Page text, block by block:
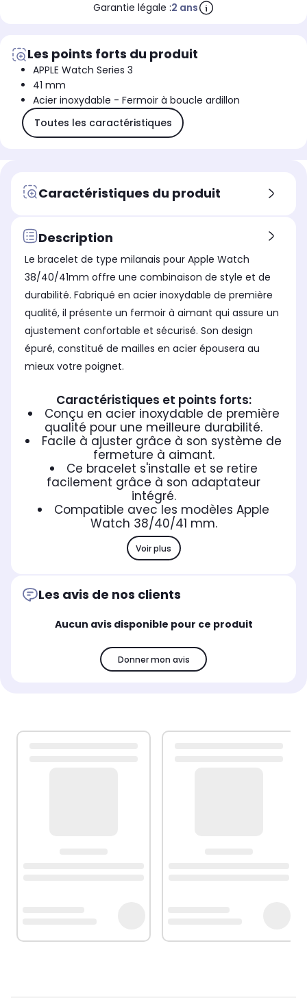
Garantie légale :2 ans
Les points forts du produit
APPLE Watch Series 3
41 mm
Acier inoxydable - Fermoir à boucle ardillon
Toutes les caractéristiques
Caractéristiques du produit
Description
Le bracelet de type milanais pour Apple Watch
38/40/41mm offre une combinaison de style et de
durabilité. Fabriqué en acier inoxydable de première
qualité, il présente un fermoir à aimant qui assure un
ajustement confortable et sécurisé. Son design
épuré, constitué de mailles en acier épousera au
mieux votre poignet.
Caractéristiques et points forts:
Conçu en acier inoxydable de première
qualité pour une meilleure durabilité.
Facile à ajuster grâce à son système de
fermeture à aimant.
Ce bracelet s'installe et se retire
facilement grâce à son adaptateur
intégré.
Compatible avec les modèles Apple
Watch 38/40/41 mm.
Voir plus
Les avis de nos clients
Aucun avis disponible pour ce produit
Donner mon avis